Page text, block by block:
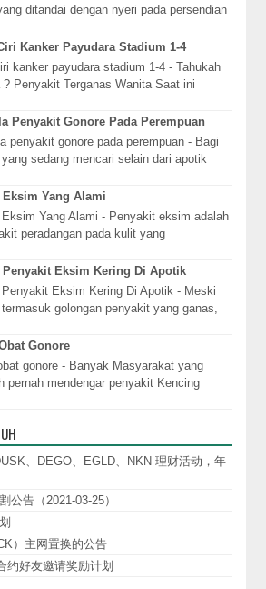
ditandai dengan nyeri pada persendian
Kanker Payudara Stadium 1-4
kanker payudara stadium 1-4 - Tahukah
? Penyakit Terganas Wanita Saat ini
Penyakit Gonore Pada Perempuan
penyakit gonore pada perempuan - Bagi
sedang mencari selain dari apotik
Eksim Yang Alami
Yang Alami - Penyakit eksim adalah
peradangan pada kulit yang
p...
Penyakit Eksim Kering Di Apotik
Eksim Kering Di Apotik - Meski
golongan penyakit yang ganas,
Gonore
gonore - Banyak Masyarakat yang
pernah mendengar penyakit Kencing
、DEGO、EGLD、NKN 理财活动，年
公告（2021-03-25）
）主网置换的公告
约好友邀请奖励计划